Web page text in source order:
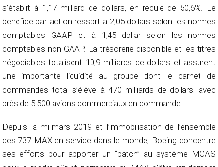
s’établit à 1,17 milliard de dollars, en recule de 50,6%. Le
bénéfice par action ressort à 2,05 dollars selon les normes
comptables GAAP et à 1,45 dollar selon les normes
comptables non-GAAP. La trésorerie disponible et les titres
négociables totalisent 10,9 milliards de dollars et assurent
une importante liquidité au groupe dont le carnet de
commandes total s’élève à 470 milliards de dollars, avec
près de 5 500 avions commerciaux en commande.
Depuis la mi-mars 2019 et l’immobilisation de l’ensemble
des 737 MAX en service dans le monde, Boeing concentre
ses efforts pour apporter un “patch” au système MCAS